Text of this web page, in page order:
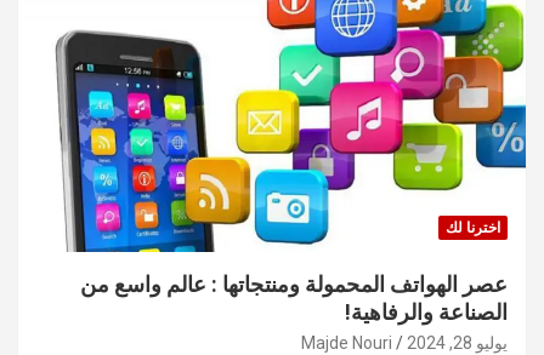
اخترنا لك
عصر الهواتف المحمولة ومنتجاتها : عالم واسع من
الصناعة والرفاهية!
يوليو 28, 2024 Majde Nouri